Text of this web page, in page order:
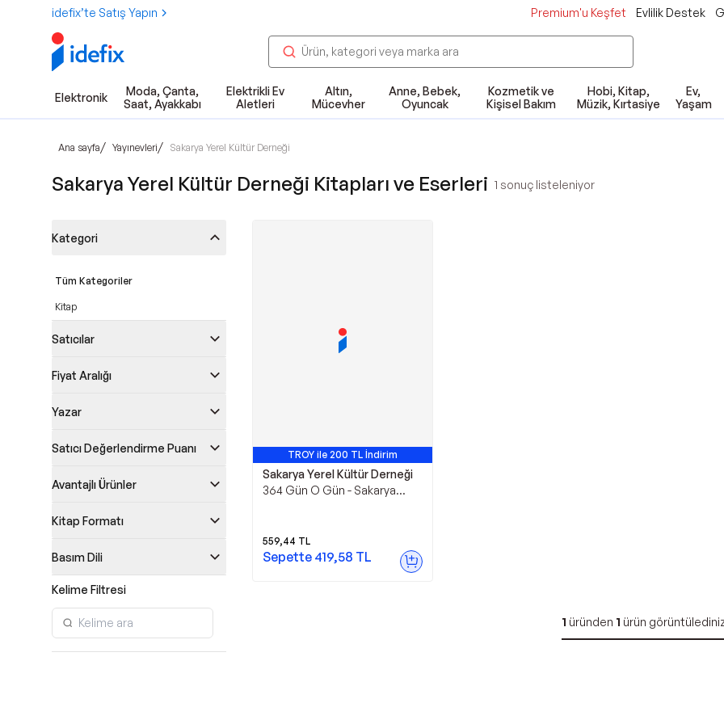
idefix’te Satış Yapın Premium'u Keşfet Evlilik Destek
Elektronik
Moda, Çanta,
Saat, Ayakkabı
Elektrikli Ev
Aletleri
Altın,
Mücevher
Anne, Bebek,
Oyuncak
Kozmetik ve
Kişisel Bakım
Hobi, Kitap,
Müzik, Kırtasiye
Ev,
Yaşam
Ana sayfa/ Yayınevleri/ Sakarya Yerel Kültür Derneği
Sakarya Yerel Kültür Derneği Kitapları ve Eserleri 1 sonuç listeleniyor
Kategori
Tüm Kategoriler
Kitap
Satıcılar
Fiyat Aralığı
Yazar
Satıcı Değerlendirme Puanı
Avantajlı Ürünler
Kitap Formatı
Basım Dili
Kelime Filtresi
TROY ile 200 TL İndirim
Sakarya Yerel Kültür Derneği
364 Gün O Gün - Sakarya
559,44 TL
Sepette 419,58 TL
1 üründen 1 ürün